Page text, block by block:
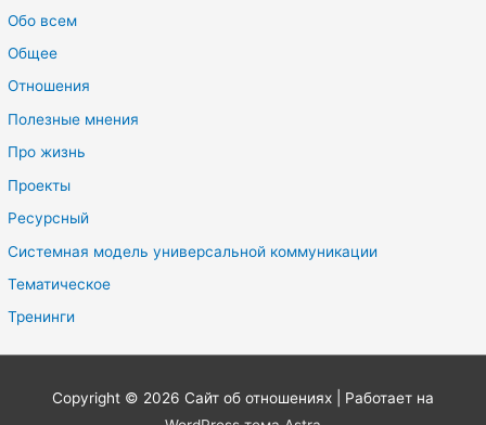
Обо всем
Общее
Отношения
Полезные мнения
Про жизнь
Проекты
Ресурсный
Системная модель универсальной коммуникации
Тематическое
Тренинги
Copyright © 2026 Сайт об отношениях | Работает на